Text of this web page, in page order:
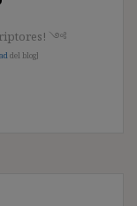
༺
del blog]